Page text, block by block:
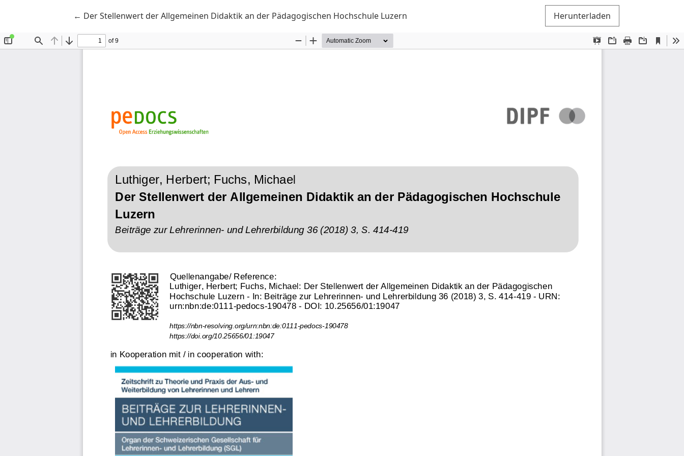
← Zu Artikeldetails zurückkehren
Der Stellenwert der Allgemeinen Didaktik an der Pädagogischen Hochschule Luzern Herunterladen